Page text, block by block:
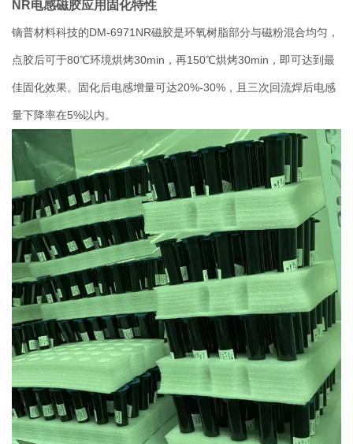
NR电感磁胶应用固化特性
镝普材料科技的DM-6971NR磁胶是环氧树脂部分与磁粉混合均匀，
点胶后可于80℃环境烘烤30min，再150℃烘烤30min，即可达到最
佳固化效果。固化后电感增量可达20%-30%，且三次回流焊后电感
量下降率在5%以内。